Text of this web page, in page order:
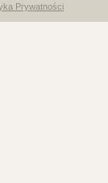
Prywatności